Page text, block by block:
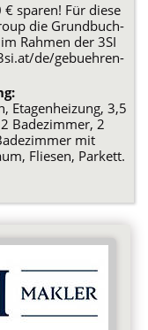
€ sparen! Für diese
die Grundbuch-
Rahmen der 3SI
de/gebuehren-
Etagenheizung, 3,5
Badezimmer, 2
mit
Fliesen, Parkett.